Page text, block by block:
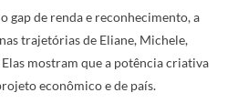
gap de renda e reconhecimento, a
trajetórias de Eliane, Michele,
mostram que a potência criativa
econômico e de país.